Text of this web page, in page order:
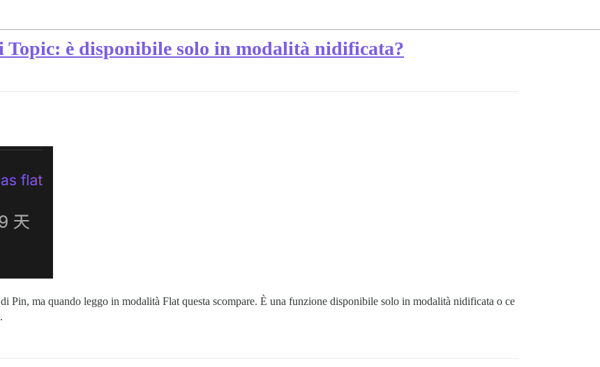
Topic: è disponibile solo in modalità nidificata?
Pin, ma quando leggo in modalità Flat questa scompare. È una funzione disponibile solo in modalità nidificata o ce